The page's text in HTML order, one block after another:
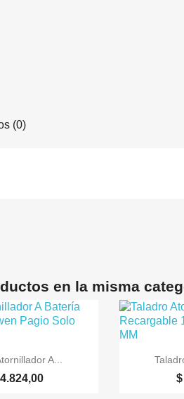
(0)
en la misma
rápidaA... 